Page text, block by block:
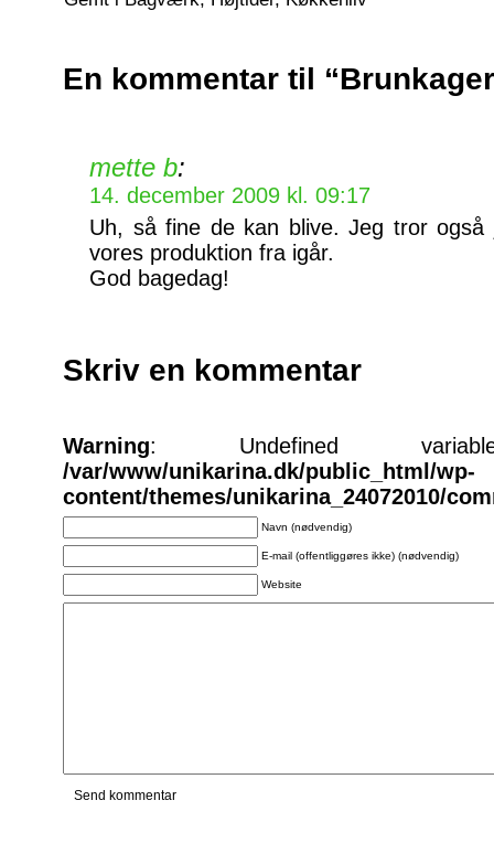
En kommentar til
mette b:
14. december 2009 kl. 09:17
Uh, så fine de kan blive. Jeg tror
vores produktion fra igår.
God bagedag!
Skriv en kommentar
Warning: Undefined
/var/www/unikarina.dk/public_html/wp-
content/themes/unikarina_24072010/
Navn (nødvendig)
E-mail (offentliggøres ikke) (nødvendig)
Website